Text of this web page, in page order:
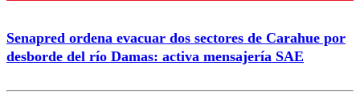
Correo
Senapred ordena evacuar dos sectores de Carahue por
desborde del río Damas: activa mensajería SAE